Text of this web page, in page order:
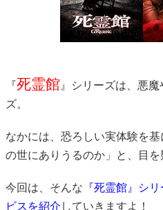
『死霊館』シリーズは、悪
ズ。
なかには、恐ろしい実体験を
の世にありうるのか」と、目を
今回は、そんな 『死霊館』シ
ビスを紹介 していきますよ！